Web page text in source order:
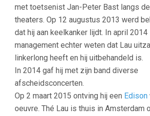
met toetsenist Jan-Peter Bast langs
theaters. Op 12 augustus 2013 werd
dat hij aan keelkanker lijdt. In april
management echter weten dat Lau
linkerlong heeft en hij uitbehandeld is.
In 2014 gaf hij met zijn band diverse
afscheidsconcerten.
Op 2 maart 2015 ontving hij een Edison
oeuvre. Thé Lau is thuis in Amsterdam